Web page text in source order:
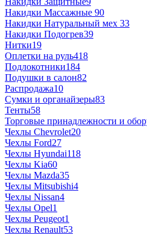
Накидки Массажные 90
Накидки Натуральный мех 33
Накидки Подогрев39
Нитки19
Оплетки на руль418
Подлокотники184
Подушки в салон82
Распродажа10
Сумки и органайзеры83
Тенты58
Торговые принадлежности и
Чехлы Chevrolet20
Чехлы Ford27
Чехлы Hyundai118
Чехлы Kia60
Чехлы Mazda35
Чехлы Mitsubishi4
Чехлы Nissan4
Чехлы Opel1
Чехлы Peugeot1
Чехлы Renault53